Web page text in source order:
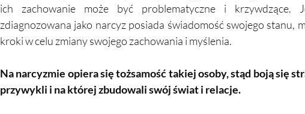
ich zachowanie może być problematyczne i krzywdzące.
zdiagnozowana jako narcyz posiada świadomość swojego stanu,
kroki w celu zmiany swojego zachowania i myślenia.
Na narcyzmie opiera się tożsamość takiej osoby, stąd boją się
przywykli i na której zbudowali swój świat i relacje.